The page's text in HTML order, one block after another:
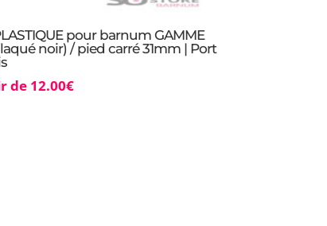
pour barnum GAMME
noir) / pied carré 31mm | Port
de 12.00€